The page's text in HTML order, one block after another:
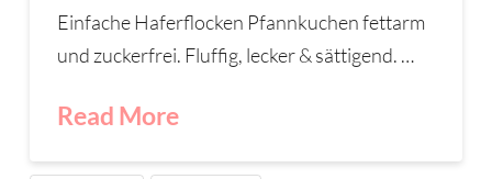
Einfache Haferflocken Pfannkuchen fettarm
und zuckerfrei. Fluffig, lecker & sättigend. …
Read More